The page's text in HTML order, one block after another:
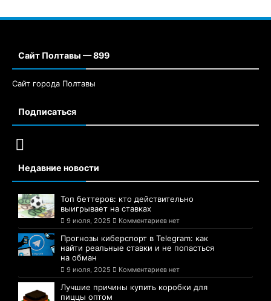
Сайт Полтавы — 899
Сайт города Полтавы
Подписаться
Недавние новости
Топ беттеров: кто действительно
выигрывает на ставках
9 июля, 2025 Комментариев нет
Прогнозы киберспорт в Telegram: как
найти реальные ставки и не попасться
на обман
9 июля, 2025 Комментариев нет
Лучшие причины купить коробки для
пиццы оптом